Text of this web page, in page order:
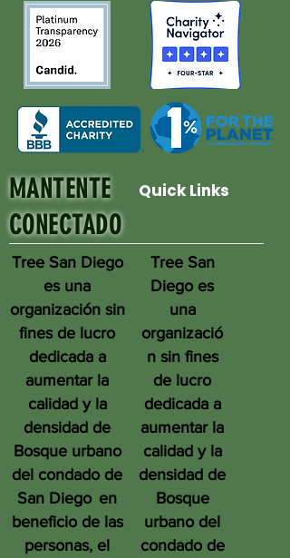
MANTENTE
CONECTADO
Quick Links
Tree San Diego
es una
organización sin
fines de lucro
dedicada a
aumentar la
calidad y la
densidad de
Bosque urbano
del condado de
San Diego en
beneficio de las
personas, el
Tree San
Diego es
una
organizació
n sin fines
de lucro
dedicada a
aumentar la
calidad y la
densidad de
Bosque
urbano del
condado de